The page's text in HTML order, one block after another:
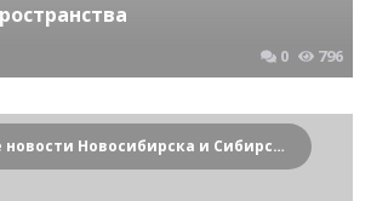
0 796
Криминальные новости Новосибирска и Сибирского региона